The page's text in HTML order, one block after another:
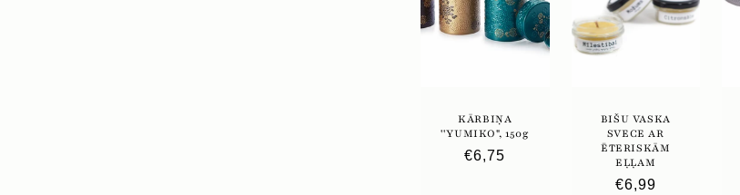
KĀRBIŅA
''YUMIKO", 150g
Parastā
€6,75
BIŠU VASKA
SVECE AR
ĒTERISKĀM
EĻĻAM
Parastā
€6,99